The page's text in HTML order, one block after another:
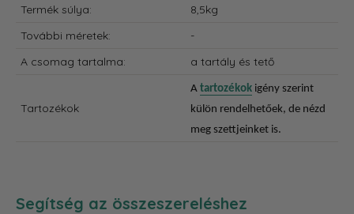
Termék súlya:
8,5kg
További méretek:
-
A csomag tartalma:
a tartály és tető
Tartozékok
A tartozékok igény szerint
külön rendelhetőek, de nézd
meg szettjeinket is.
Segítség az összeszereléshez